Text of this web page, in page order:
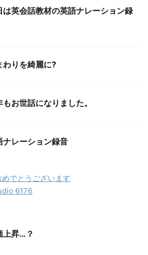
は英会話教材の英語ナレーション録
わりを綺麗に?
もお世話になりました。
ナレーション録音
でとうございます
6176
上昇…？